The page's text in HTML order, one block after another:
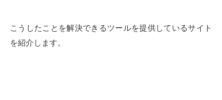
こうしたことを解決できるツールを提供しているサイト
を紹介します。